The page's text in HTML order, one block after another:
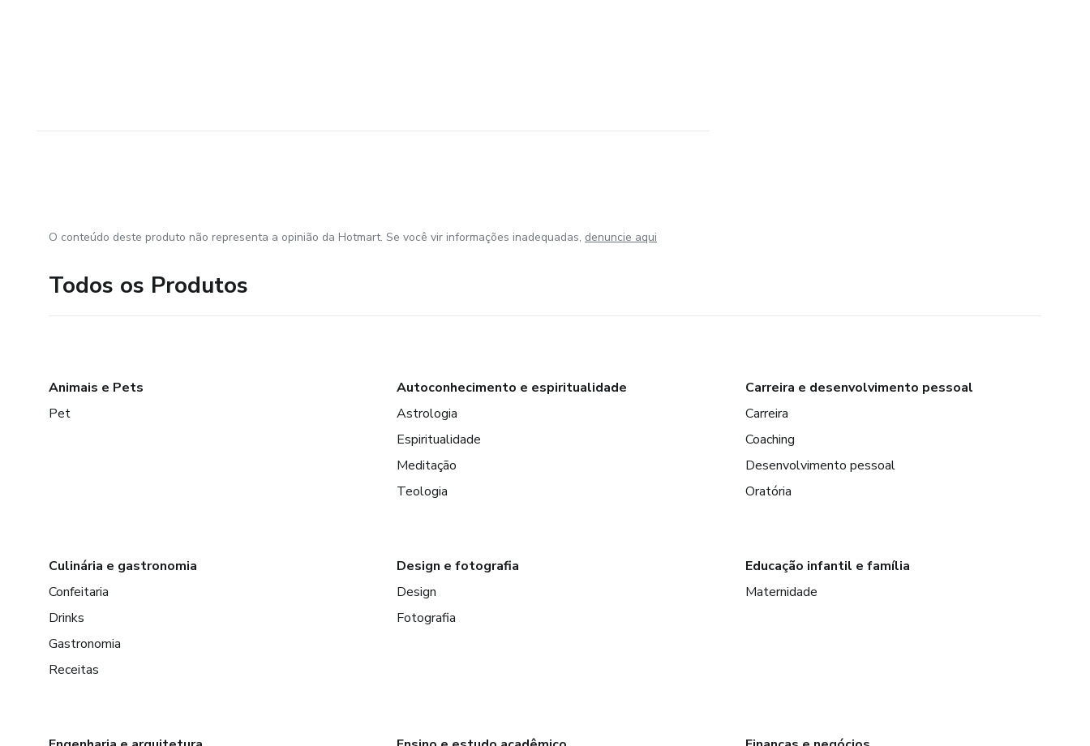
O conteúdo deste produto não representa a opinião da Hotmart. Se você vir informações inadequadas, denuncie aqui
Todos os Produtos
Animais e Pets
Pet
Autoconhecimento e espiritualidade
Astrologia
Espiritualidade
Meditação
Teologia
Carreira e desenvolvimento pessoal
Carreira
Coaching
Desenvolvimento pessoal
Oratória
Culinária e gastronomia
Confeitaria
Drinks
Gastronomia
Receitas
Design e fotografia
Design
Fotografia
Educação infantil e família
Maternidade